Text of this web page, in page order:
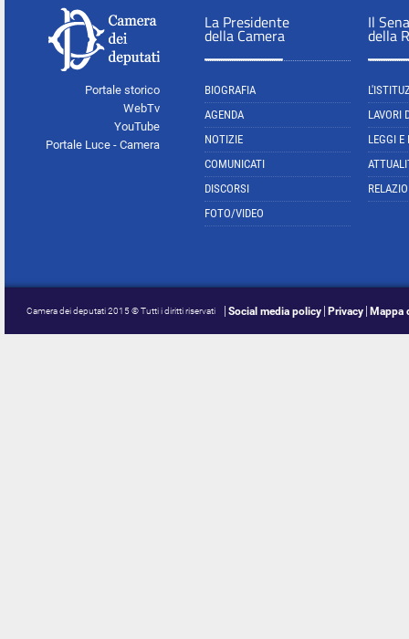
Portale storico
WebTv
YouTube
Portale Luce - Camera
La Presidente
della Camera
BIOGRAFIA
AGENDA
NOTIZIE
COMUNICATI
DISCORSI
FOTO/VIDEO
Il
della
LAVORI
LEGGI E
Camera dei deputati 2015 © Tutti i diritti riservati Social media policy Privacy Mappa